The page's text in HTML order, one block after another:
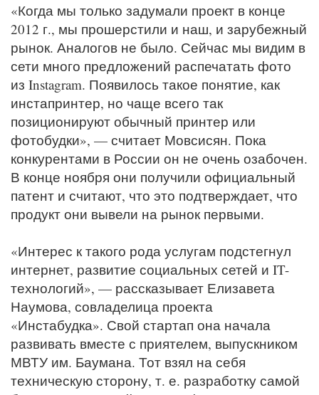
«Когда мы только задумали проект в конце
2012 г., мы прошерстили и наш, и зарубежный
рынок. Аналогов не было. Сейчас мы видим в
сети много предложений распечатать фото
из Instagram. Появилось такое понятие, как
инстапринтер, но чаще всего так
позиционируют обычный принтер или
фотобудки», — считает Мовсисян. Пока
конкурентами в России он не очень озабочен.
В конце ноября они получили официальный
патент и считают, что это подтверждает, что
продукт они вывели на рынок первыми.
«Интерес к такого рода услугам подстегнул
интернет, развитие социальных сетей и IT-
технологий», — рассказывает Елизавета
Наумова, совладелица проекта
«Инстабудка». Свой стартап она начала
развивать вместе с приятелем, выпускником
МВТУ им. Баумана. Тот взял на себя
техническую сторону, т. е. разработку самой